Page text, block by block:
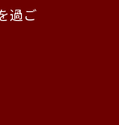
過ご